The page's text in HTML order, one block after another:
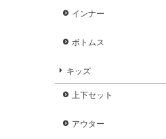
インナー
ボトムス
キッズ
上下セット
アウター